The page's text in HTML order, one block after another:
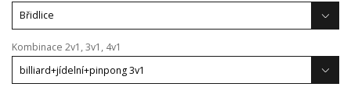
Kombinace 2v1, 3v1, 4v1